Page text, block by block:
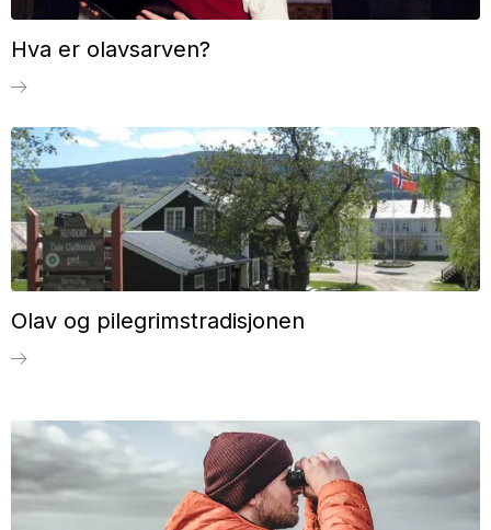
Hva er olavsarven?
Olav og pilegrimstradisjonen